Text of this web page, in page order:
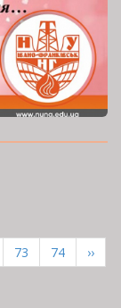
Page
73 Page
74
››